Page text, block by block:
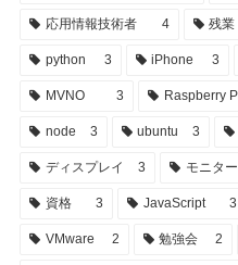
応用情報技術者 4 残業
python 3 iPhone 3
MVNO 3 Raspberry
node 3 ubuntu 3
ディスプレイ 3 モニター
資格 3 JavaScript 3
VMware 2 勉強会 2